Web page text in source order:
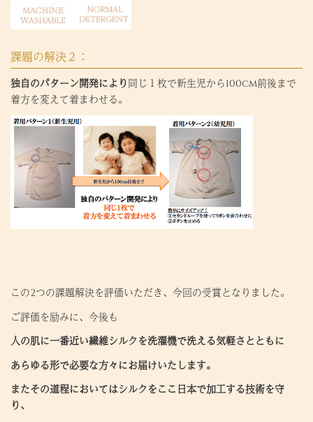
課題の解決２：
独自のパターン開発により同じ１枚で新生児から100cm前後まで
着方を変えて着まわせる。
この2つの課題解決を評価いただき、今回の受賞となりました。
ご評価を励みに、今後も
人の肌に一番近い繊維シルクを洗濯機で洗える気軽さとともに
あらゆる形で必要な方々にお届けいたします。
またその道程においてはシルクをここ日本で加工する技術を守
り、